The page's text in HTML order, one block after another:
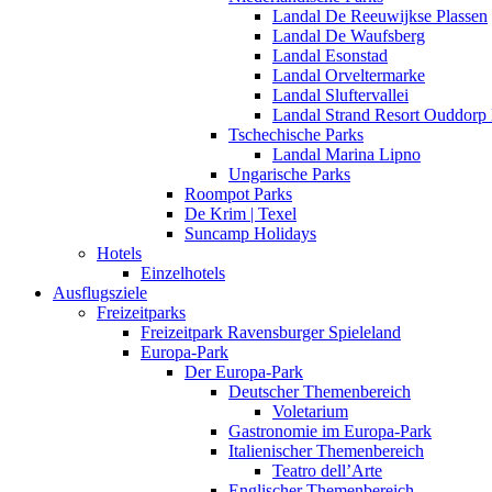
Landal De Reeuwijkse Plassen
Landal De Waufsberg
Landal Esonstad
Landal Orveltermarke
Landal Sluftervallei
Landal Strand Resort
Tschechische Parks
Landal Marina Lipno
Ungarische Parks
Roompot Parks
De Krim | Texel
Suncamp Holidays
Hotels
Einzelhotels
Ausflugsziele
Freizeitparks
Freizeitpark Ravensburger Spieleland
Europa-Park
Der Europa-Park
Deutscher Themenbereich
Voletarium
Gastronomie im Europa-Park
Italienischer Themenbereich
Teatro dell’Arte